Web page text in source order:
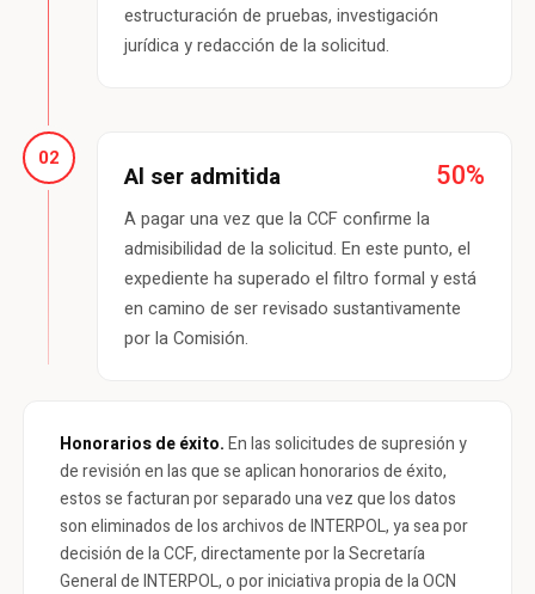
estructuración de pruebas, investigación
jurídica y redacción de la solicitud.
02
Al ser admitida 50%
A pagar una vez que la CCF confirme la
admisibilidad de la solicitud. En este punto, el
expediente ha superado el filtro formal y está
en camino de ser revisado sustantivamente
por la Comisión.
Honorarios de éxito.En las solicitudes de supresión y
de revisión en las que se aplican honorarios de éxito,
estos se facturan por separado una vez que los datos
son eliminados de los archivos de INTERPOL, ya sea por
decisión de la CCF, directamente por la Secretaría
General de INTERPOL, o por iniciativa propia de la OCN